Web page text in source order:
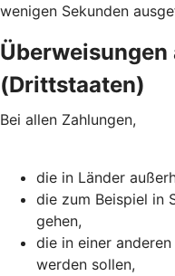
wenigen Sekunden
Überweisungen
(Drittstaaten)
Bei allen Zahlungen,
die in Länder
die zum Beispiel in
gehen,
die in einer
werden sollen,